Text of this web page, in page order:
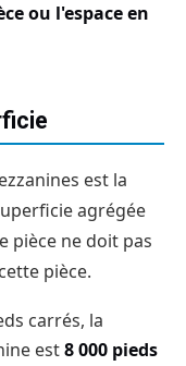
ou l'espace en
est la
agrégée
pièce ne doit pas
pièce.
carrés, la
est8 000 pieds